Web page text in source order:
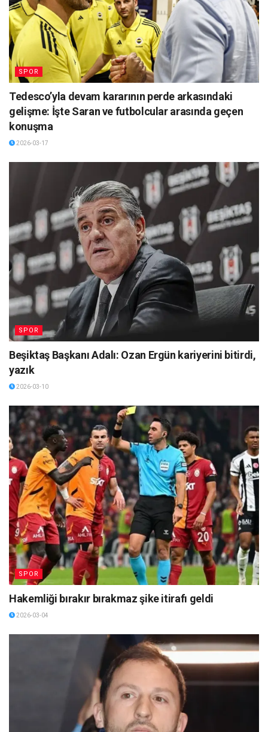
SPOR
Tedesco’yla devam kararının perde arkasındaki
gelişme: İşte Saran ve futbolcular arasında geçen
konuşma
2026-03-17
SPOR
Beşiktaş Başkanı Adalı: Ozan Ergün kariyerini bitirdi,
yazık
2026-03-10
SPOR
Hakemliği bırakır bırakmaz şike itirafı geldi
2026-03-04